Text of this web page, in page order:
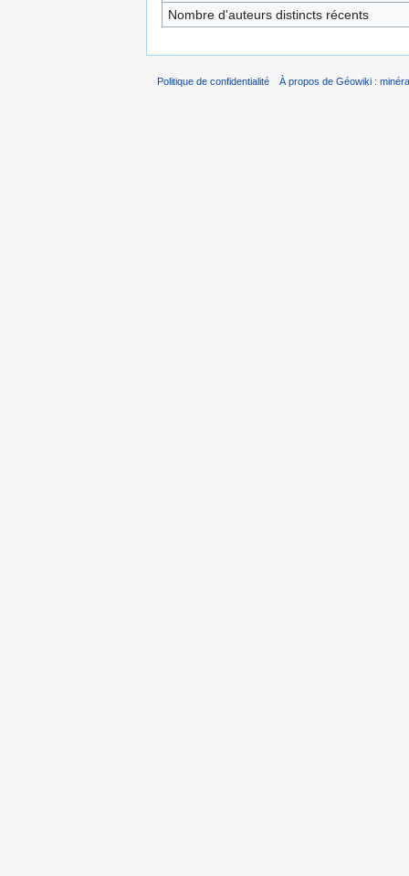
Nombre d'auteurs distincts récents
Politique de confidentialité À propos de Géowiki :